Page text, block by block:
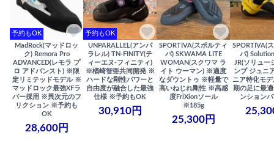
予約もOK
MadRock(マッドロッ
ク) Remora Pro
ADVANCED(レモラ プ
ロ アドバンスト) ※限
定リミテッドモデル ※
マッドロック最強XFラ
バー採用 ※異次元のフ
リクション ※予約も
OK
28,600円
予約もOK
UNPARALLEL(アンパ
ラレル) TN-FINITY(テ
ィーエヌ-フィニティ)
※楢崎智亜共同開発 ※
ハードな剛性パワーと
自由度が融合した最強
仕様 ※予約もOK
30,910円
SPORTIVA(スポルティ
バ) SKWAMA LITE
WOMAN(スクワマ ラ
イト ウーマン) ※適度
なダウントゥ ※軽量で
高いねじれ剛性 ※高感
度FriXionソール
※185g
25,300円
SPORTIVA(
バ)
JR(ソリュー
ンプ ジュニ
ニア特化モ
期の足に最
ンション